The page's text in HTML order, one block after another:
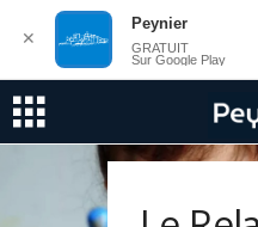
✕
Peynier
GRATUIT
Sur Google Play